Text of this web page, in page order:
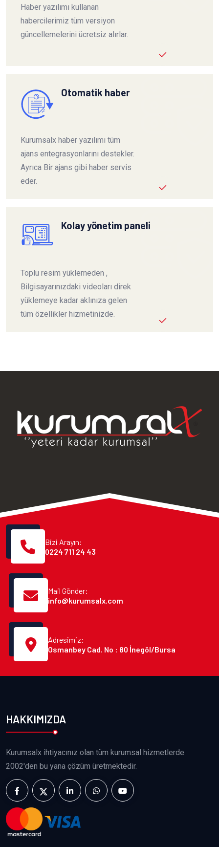
Haber yazılımı kullanan
habercilerimiz tüm versiyon
güncellemelerini ücretsiz alırlar.
Otomatik haber
Kurumsalx haber yazılımı tüm
ajans entegrasyonlarını destekler.
Ayrıca Bir ajans gibi haber servis
eder.
Kolay yönetim paneli
Toplu resim yüklemeden ,
Bilgisayarınızdaki videoları direk
yüklemeye kadar aklınıza gelen
tüm özellikler hizmetinizde.
Bizi Arayın:
0224 711 24 43
Mail Gönder:
info@kurumsalx.com
Adresimiz:
Osmanbey Cad. No : 80 İnegöl/Bursa
HAKKIMIZDA
Kurumsalx ihtiyacınız olan tüm kurumsal hizmetlerde
2002'den bu yana çözüm üretmektedir.